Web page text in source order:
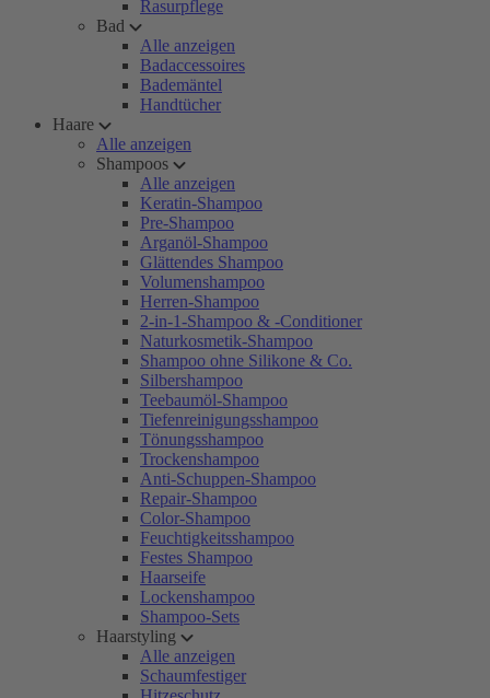
Rasurpflege
Bad
Alle anzeigen
Badaccessoires
Bademäntel
Handtücher
Haare
Alle anzeigen
Shampoos
Alle anzeigen
Keratin-Shampoo
Pre-Shampoo
Arganöl-Shampoo
Glättendes Shampoo
Volumenshampoo
Herren-Shampoo
2-in-1-Shampoo & -Conditioner
Naturkosmetik-Shampoo
Shampoo ohne Silikone & Co.
Silbershampoo
Teebaumöl-Shampoo
Tiefenreinigungsshampoo
Tönungsshampoo
Trockenshampoo
Anti-Schuppen-Shampoo
Repair-Shampoo
Color-Shampoo
Feuchtigkeitsshampoo
Festes Shampoo
Haarseife
Lockenshampoo
Shampoo-Sets
Haarstyling
Alle anzeigen
Schaumfestiger